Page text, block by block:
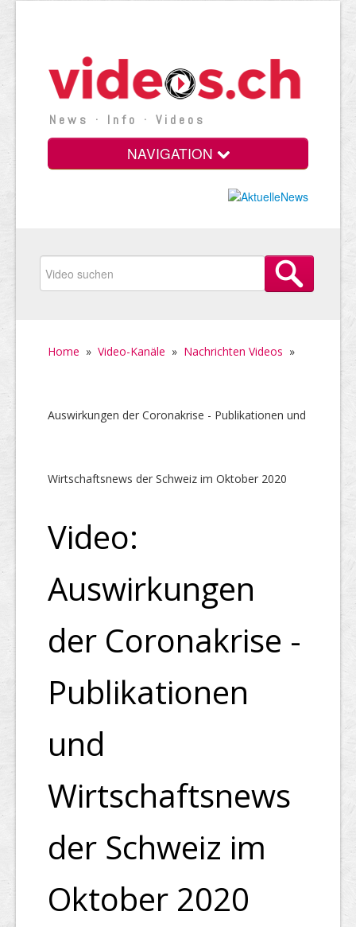
News · Info · Videos
NAVIGATION
Home » Video-Kanäle » Nachrichten Videos »
Auswirkungen der Coronakrise - Publikationen und
Wirtschaftsnews der Schweiz im Oktober 2020
Video:
Auswirkungen
der Coronakrise -
Publikationen
und
Wirtschaftsnews
der Schweiz im
Oktober 2020